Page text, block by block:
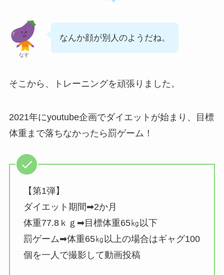
なす
なんか顔が別人のようだね。
そこから、トレーニングを頑張りました。
2021年にyoutube企画でダイエットが始まり、目標
体重まで落ちなかったら罰ゲーム！
【第1弾】
ダイエット期間➡2か月
体重77.8ｋｇ➡目標体重65㎏以下
罰ゲーム➡体重65㎏以上の場合はギャグ100
個を一人で撮影して動画投稿